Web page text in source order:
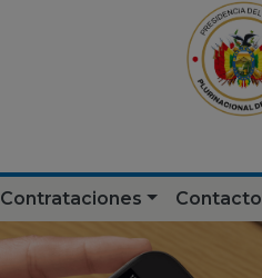
Contrataciones Contacto